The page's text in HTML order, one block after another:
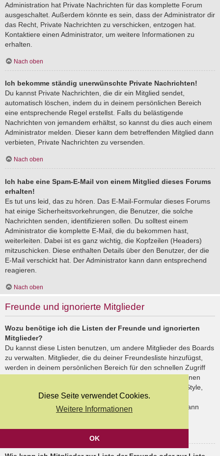
Diese Seite verwendet Cookies.
Weitere Informationen
OK
Administration hat Private Nachrichten für das komplette Forum
ausgeschaltet. Außerdem könnte es sein, dass der Administrator dir
das Recht, Private Nachrichten zu verschicken, entzogen hat.
Kontaktiere einen Administrator, um weitere Informationen zu
erhalten.
Nach oben
Ich bekomme ständig unerwünschte Private Nachrichten!
Du kannst Private Nachrichten, die dir ein Mitglied sendet,
automatisch löschen, indem du in deinem persönlichen Bereich
eine entsprechende Regel erstellst. Falls du belästigende
Nachrichten von jemandem erhältst, so kannst du dies auch einem
Administrator melden. Dieser kann dem betreffenden Mitglied dann
verbieten, Private Nachrichten zu versenden.
Nach oben
Ich habe eine Spam-E-Mail von einem Mitglied dieses Forums
erhalten!
Es tut uns leid, das zu hören. Das E-Mail-Formular dieses Forums
hat einige Sicherheitsvorkehrungen, die Benutzer, die solche
Nachrichten senden, identifizieren sollen. Du solltest einem
Administrator die komplette E-Mail, die du bekommen hast,
weiterleiten. Dabei ist es ganz wichtig, die Kopfzeilen (Headers)
mitzuschicken. Diese enthalten Details über den Benutzer, der die
E-Mail verschickt hat. Der Administrator kann dann entsprechend
reagieren.
Nach oben
Freunde und ignorierte Mitglieder
Wozu benötige ich die Listen der Freunde und ignorierten
Mitglieder?
Du kannst diese Listen benutzen, um andere Mitglieder des Boards
zu verwalten. Mitglieder, die du deiner Freundesliste hinzufügst,
werden in deinem persönlichen Bereich für den schnellen Zugriff
aufgelistet. Du siehst dort deren Onlinestatus und kannst ihnen
schnell eine Private Nachricht senden. Abhängig von dem Style,
den du verwendest, können Beiträge deiner Freunde auch
hervorgehoben sein. Wenn du einen Benutzer ignorierst, dann